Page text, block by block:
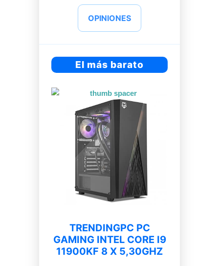
OPINIONES
El más barato
TRENDINGPC PC
GAMING INTEL CORE I9
11900KF 8 X 5,30GHZ